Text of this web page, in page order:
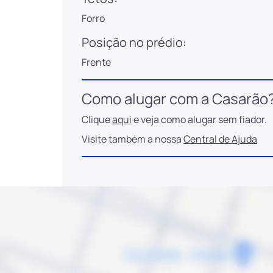
Forro
Posição no prédio:
Frente
Como alugar com a
Cliqueaquie veja como alugar sem fiador.
Visite também a nossaCentral de Ajuda